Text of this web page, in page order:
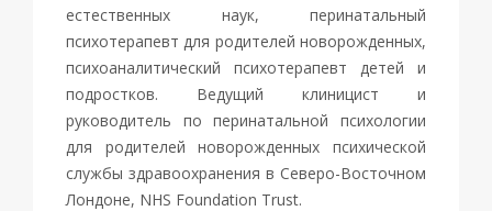
естественных наук, перинатальный
психотерапевт для родителей новорожденных,
психоаналитический психотерапевт детей и
подростков. Ведущий клиницист и
руководитель по перинатальной психологии
для родителей новорожденных психической
службы здравоохранения в Северо-Восточном
Лондоне, NHS Foundation Trust.